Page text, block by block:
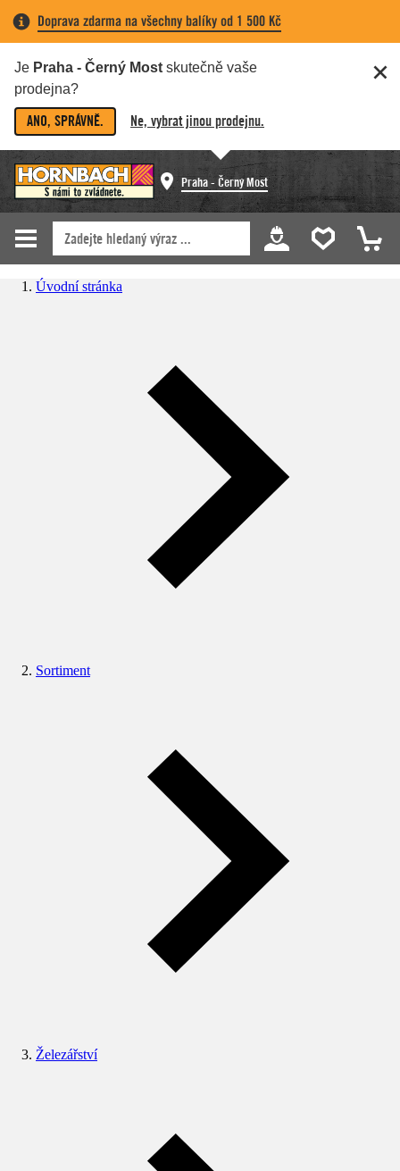
Doprava zdarma na všechny balíky od 1 500 Kč
Je Praha - Černý Most skutečně vaše
prodejna?
ANO, SPRÁVNĚ. Ne, vybrat jinou prodejnu.
Praha - Černý Most
Úvodní stránka
Sortiment
Železářství